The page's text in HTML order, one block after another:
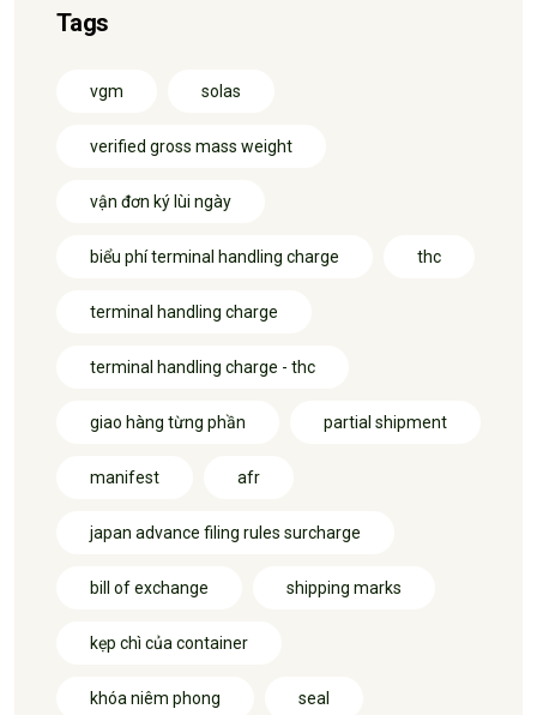
Tags
vgm solas
verified gross mass weight
vận đơn ký lùi ngày
biểu phí terminal handling charge thc
terminal handling charge
terminal handling charge - thc
giao hàng từng phần partial shipment
manifest afr
japan advance filing rules surcharge
bill of exchange shipping marks
kẹp chì của container
khóa niêm phong seal